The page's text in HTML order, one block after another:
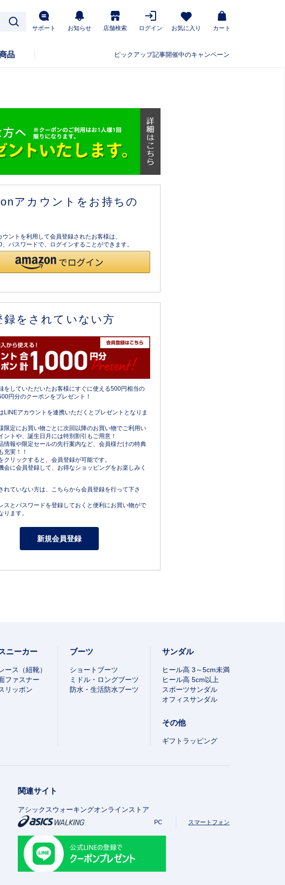
サポート お知らせ 店舗検索 ログイン お気に入り カート
品 ピックアップ記事開催中のキャンペーン
アカウントをお持ちの
ントを利用して会員登録されたお客様は、
パスワードで、ログインすることができます。
録をされていない方
をしていただいたお客様にすぐに使える500円相当の
円分のクーポンをプレゼント！
LINEアカウントを連携いただくとプレゼントとなりま
限定にお買い物ごとに次回以降のお買い物でご利用い
ントや、誕生日月には特別割引もご用意！
情報や限定セールの先行案内など、会員様だけの特典
充実！！
クリックすると、会員登録が可能です。
会に会員登録して、お得なショッピングをお楽しみく
れていない方は、こちらから会員登録を行って下さ
スとパスワードを登録しておくと便利にお買い物がで
ります。
ニーカー
ース（紐靴）
ファスナー
リッポン
ブーツ
ショートブーツ
ミドル・ロングブーツ
防水・生活防水ブーツ
サンダル
ヒール高 3～5cm未満
ヒール高 5cm以上
スポーツサンダル
オフィスサンダル
その他
ギフトラッピング
関連サイト
アシックスウォーキングオンラインストア
PC スマートフォン